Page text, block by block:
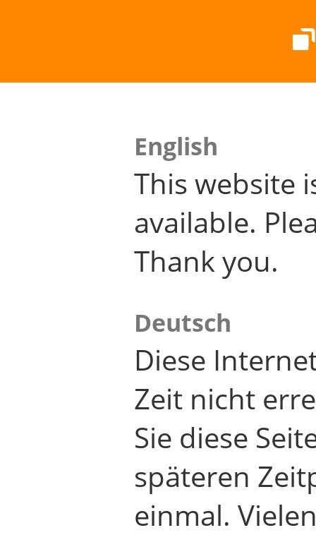
English
This website
available.
Thank you.
Deutsch
Diese
Zeit nicht
Sie diese
späteren
einmal.